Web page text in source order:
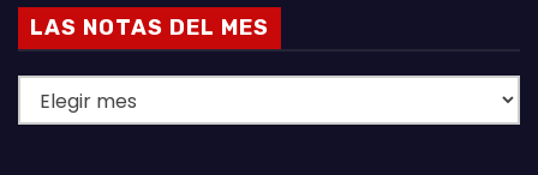
LAS NOTAS DEL MES
A